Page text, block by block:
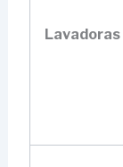
Lavadoras